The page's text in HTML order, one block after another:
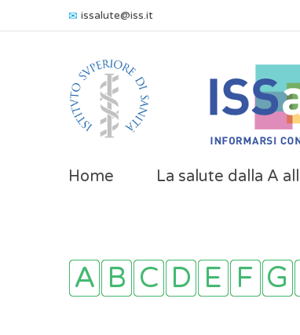
issalute@iss.it
Home La salute dalla A